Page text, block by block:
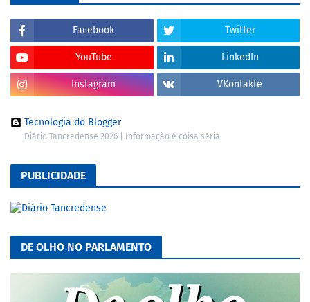
Facebook Twitter
YouTube LinkedIn
Instagram VKontakte
Tecnologia do Blogger
Diário Tancredense 2026 | Informação é coisa séria
PUBLICIDADE
DE OLHO NO PARLAMENTO